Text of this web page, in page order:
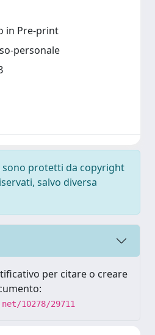
in Pre-print
personale
sono protetti da copyright
salvo diversa
per citare o creare
10278/29711